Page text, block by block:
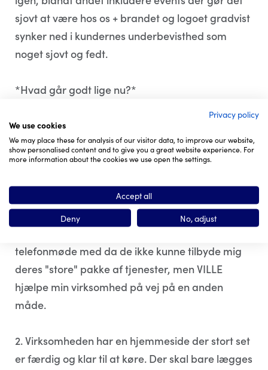
sjovt at være hos os + brandet og logoet gradvist
synker ned i kundernes underbevisthed som
noget sjovt og fedt.
*Hvad går godt lige nu?*
1. Virksomheden har to samarbejdsaftaler med
partner mægleren samt en hjemmeside der
udgiver finansiel information om
efterspørger i stor stil. Jeg er meget stolt over at
disse to aftaler kunne lykkedes. Content
telefonmøde med da de ikke kunne tilbyde mig
deres "store" pakke af tjenester, men VILLE
hjælpe min virksomhed på vej på en anden
måde.
2. Virksomheden har en hjemmeside der stort set
er færdig og klar til at køre. Der skal bare lægges
Privacy policy
We use cookies
We may place these for analysis of our visitor data, to improve our website,
show personalised content and to give you a great website experience. For
more information about the cookies we use open the settings.
Accept all
Deny
No, adjust